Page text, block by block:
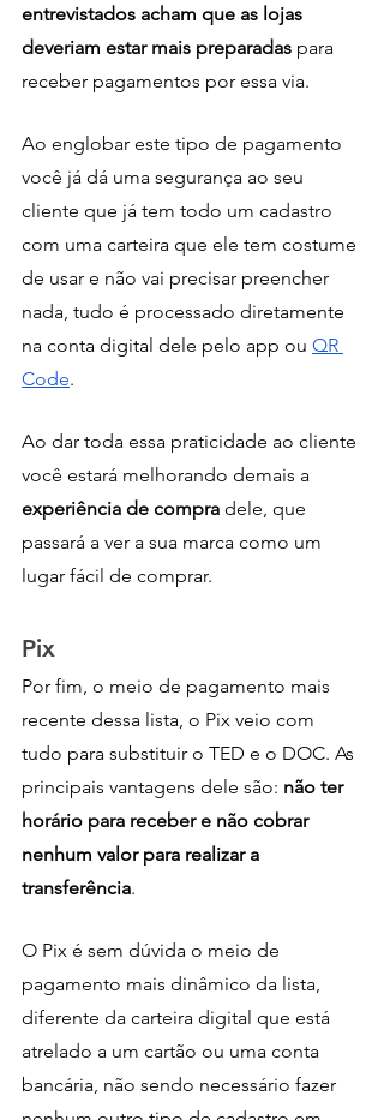
entrevistados acham que as lojas
deveriam estar mais preparadas para
receber pagamentos por essa via.
Ao englobar este tipo de pagamento
você já dá uma segurança ao seu
cliente que já tem todo um cadastro
com uma carteira que ele tem costume
de usar e não vai precisar preencher
nada, tudo é processado diretamente
na conta digital dele pelo app ou QR
Code.
Ao dar toda essa praticidade ao cliente
você estará melhorando demais a
experiência de compra dele, que
passará a ver a sua marca como um
lugar fácil de comprar.
Pix
Por fim, o meio de pagamento mais
recente dessa lista, o Pix veio com
tudo para substituir o TED e o DOC. As
principais vantagens dele são: não ter
horário para receber e não cobrar
nenhum valor para realizar a
transferência.
O Pix é sem dúvida o meio de
pagamento mais dinâmico da lista,
diferente da carteira digital que está
atrelado a um cartão ou uma conta
bancária, não sendo necessário fazer